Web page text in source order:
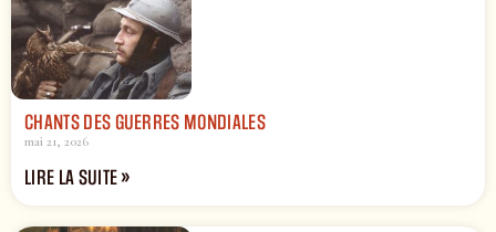
CHANTS DES GUERRES MONDIALES
mai 21, 2026
LIRE LA SUITE »